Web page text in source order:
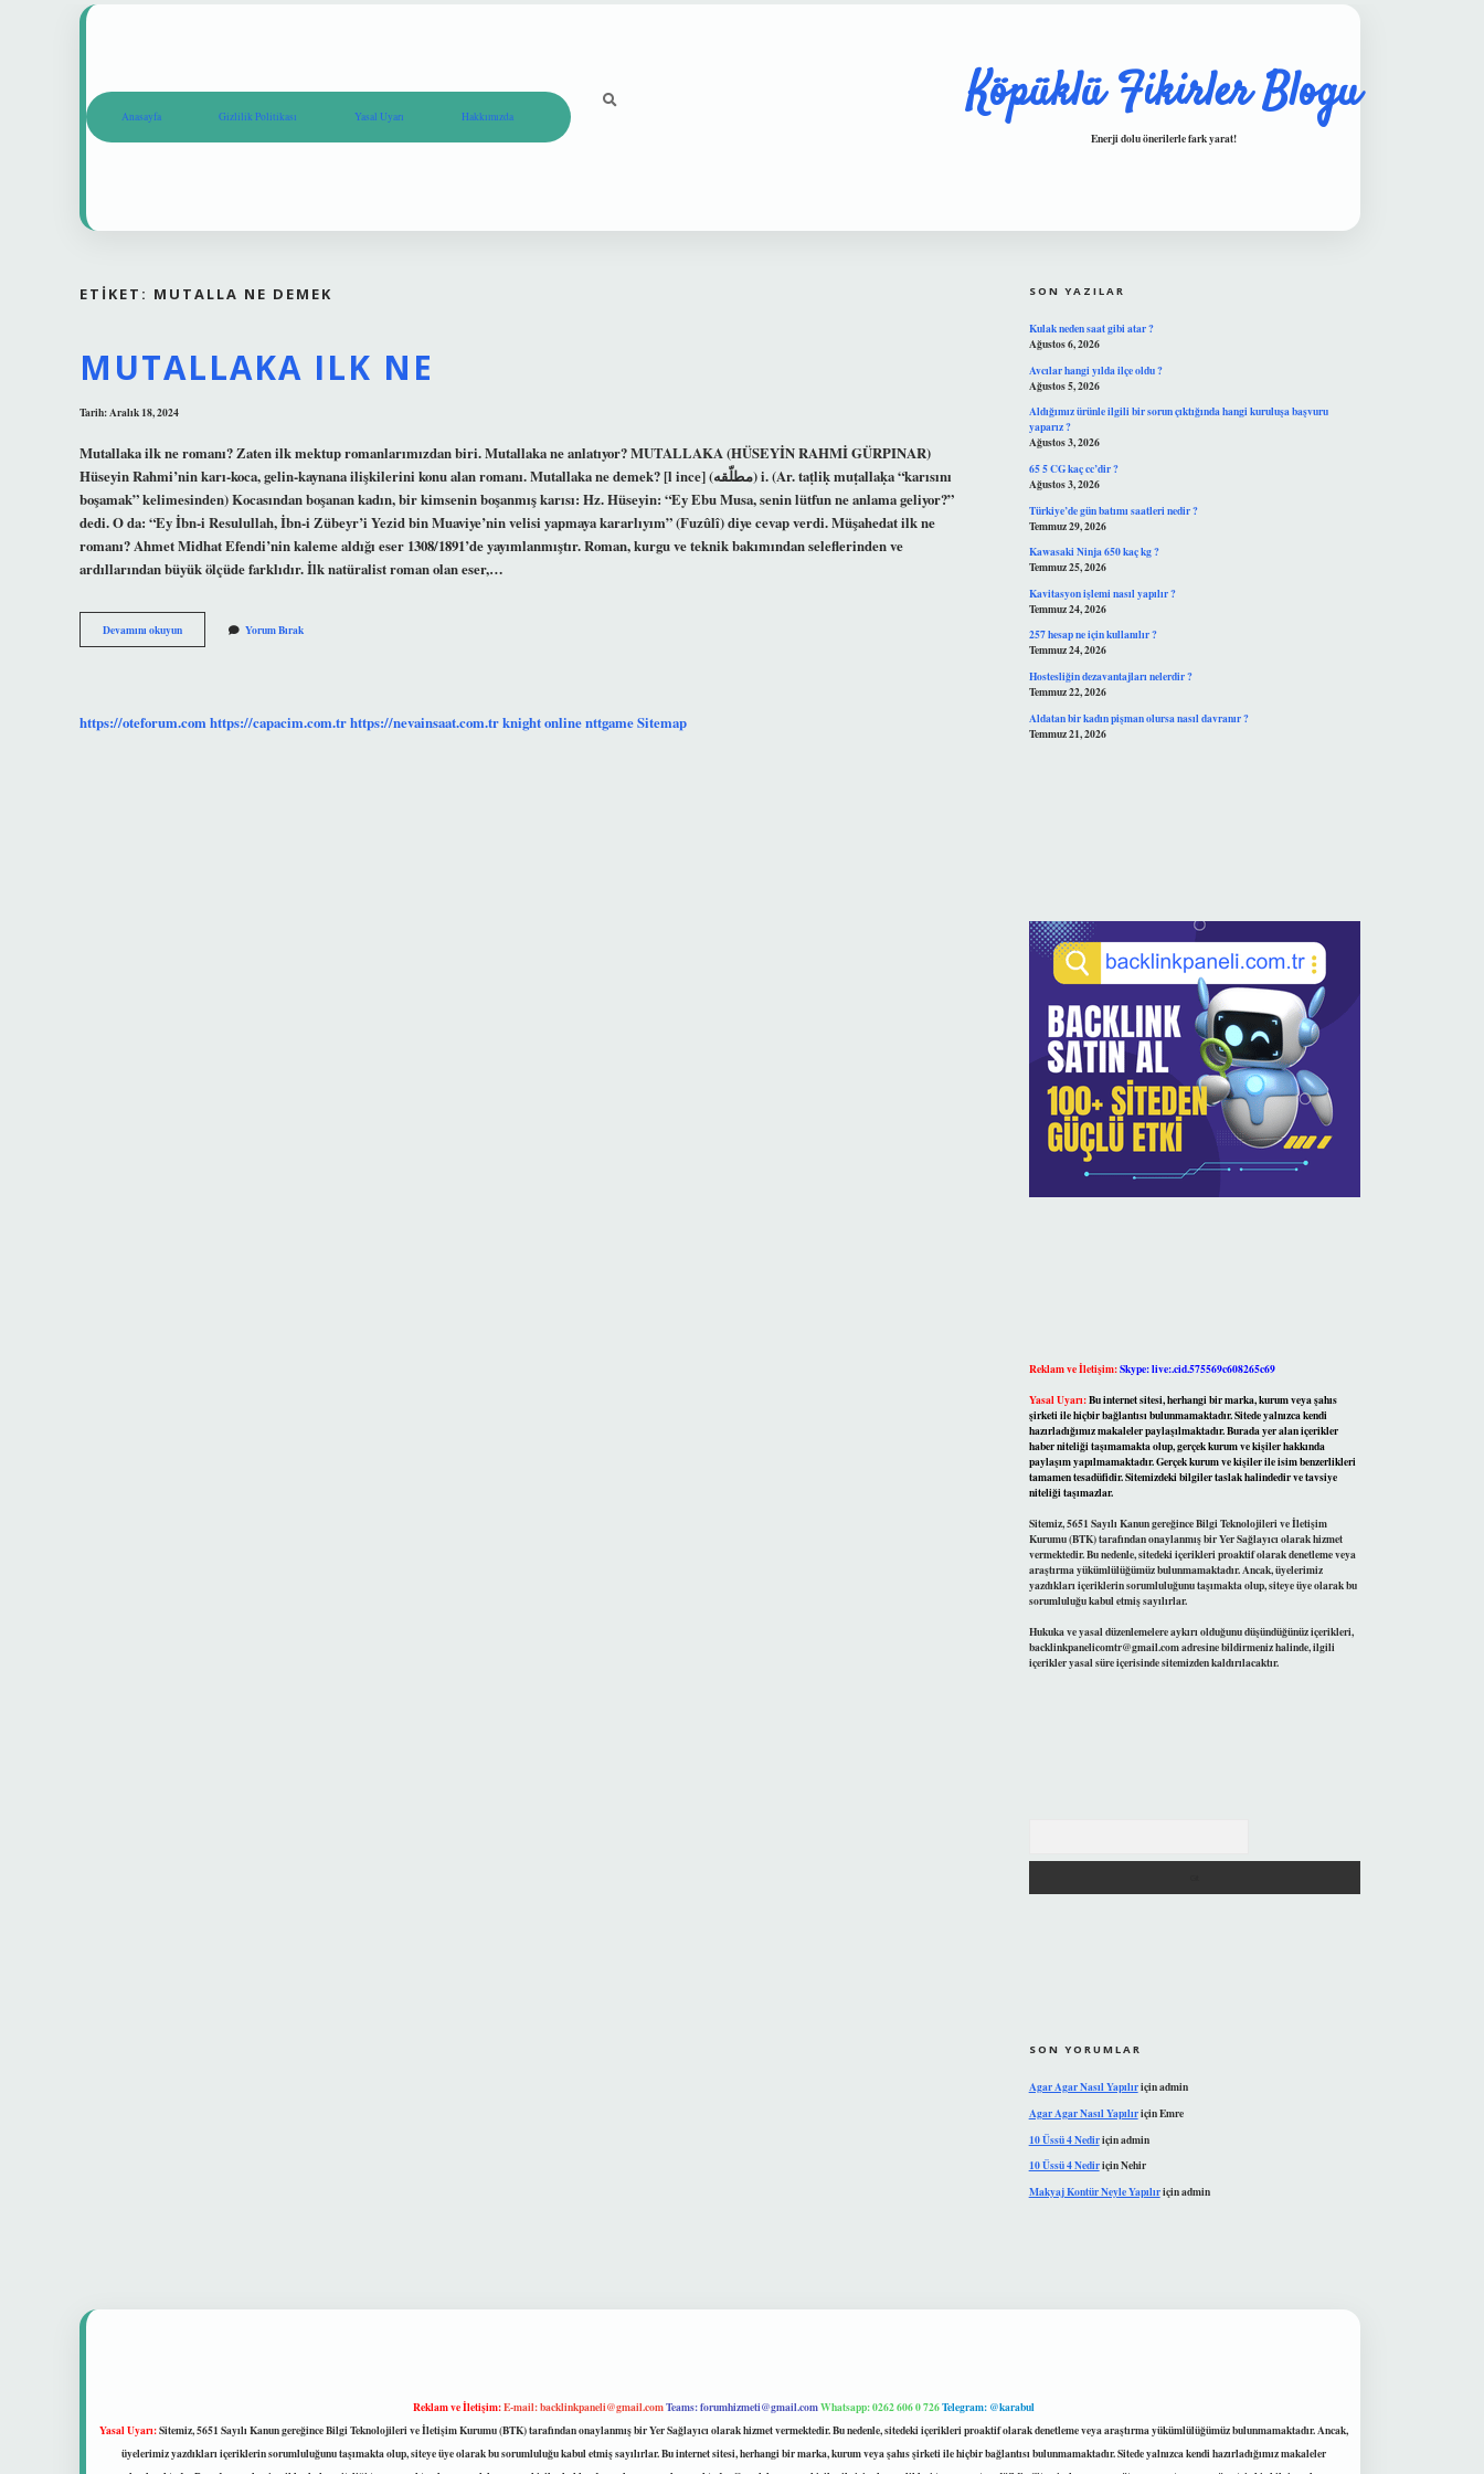
Anasayfa Gizlilik Politikası Yasal Uyarı Hakkımızda Köpüklü Fikirler Blogu
Enerji dolu önerilerle fark yarat!
ETIKET: MUTALLA NE DEMEK
MUTALLAKA ILK NE
Tarih: Aralık 18, 2024
Mutallaka ilk ne romanı? Zaten ilk mektup romanlarımızdan biri. Mutallaka ne anlatıyor? MUTALLAKA (HÜSEYİN RAHMİ GÜRPINAR)
Hüseyin Rahmi’nin karı-koca, gelin-kaynana ilişkilerini konu alan romanı. Mutallaka ne demek? [l ince] (ﻣﻄﻠّﻘﻪ) i. (Ar. taṭlіḳ muṭallaḳa “karısını
boşamak” kelimesinden) Kocasından boşanan kadın, bir kimsenin boşanmış karısı: Hz. Hüseyin: “Ey Ebu Musa, senin lütfun ne anlama geliyor?”
dedi. O da: “Ey İbn-i Resulullah, İbn-i Zübeyr’i Yezid bin Muaviye’nin velisi yapmaya kararlıyım” (Fuzûlî) diye cevap verdi. Müşahedat ilk ne
romanı? Ahmet Midhat Efendi’nin kaleme aldığı eser 1308/1891’de yayımlanmıştır. Roman, kurgu ve teknik bakımından seleflerinden ve
ardıllarından büyük ölçüde farklıdır. İlk natüralist roman olan eser,…
Devamını okuyunMutallaka
Ilk
Yorum Bırak
https://oteforum.comhttps://capacim.com.trhttps://nevainsaat.com.trknight onlinenttgameSitemap
SON YAZILAR
Kulak neden saat gibi atar ?
Ağustos 6, 2026
Avcılar hangi yılda ilçe oldu ?
Ağustos 5, 2026
Aldığımız ürünle ilgili bir sorun çıktığında hangi kuruluşa başvuru
yaparız ?
Ağustos 3, 2026
65 5 CG kaç cc’dir ?
Ağustos 3, 2026
Türkiye’de gün batımı saatleri nedir ?
Temmuz 29, 2026
Kawasaki Ninja 650 kaç kg ?
Temmuz 25, 2026
Kavitasyon işlemi nasıl yapılır ?
Temmuz 24, 2026
257 hesap ne için kullanılır ?
Temmuz 24, 2026
Hostesliğin dezavantajları nelerdir ?
Temmuz 22, 2026
Aldatan bir kadın pişman olursa nasıl davranır ?
Temmuz 21, 2026
Reklam ve İletişim:Skype: live:.cid.575569c608265c69
Yasal Uyarı:Bu internet sitesi, herhangi bir marka, kurum veya şahıs
şirketi ile hiçbir bağlantısı bulunmamaktadır. Sitede yalnızca kendi
hazırladığımız makaleler paylaşılmaktadır. Burada yer alan içerikler
haber niteliği taşımamakta olup, gerçek kurum ve kişiler hakkında
paylaşım yapılmamaktadır. Gerçek kurum ve kişiler ile isim benzerlikleri
tamamen tesadüfidir. Sitemizdeki bilgiler taslak halindedir ve tavsiye
niteliği taşımazlar.
Sitemiz, 5651 Sayılı Kanun gereğince Bilgi Teknolojileri ve İletişim
Kurumu (BTK) tarafından onaylanmış bir Yer Sağlayıcı olarak hizmet
vermektedir. Bu nedenle, sitedeki içerikleri proaktif olarak denetleme veya
araştırma yükümlülüğümüz bulunmamaktadır. Ancak, üyelerimiz
yazdıkları içeriklerin sorumluluğunu taşımakta olup, siteye üye olarak bu
sorumluluğu kabul etmiş sayılırlar.
Hukuka ve yasal düzenlemelere aykırı olduğunu düşündüğünüz içerikleri,
backlinkpanelicomtr@gmail.comadresine bildirmeniz halinde, ilgili
içerikler yasal süre içerisinde sitemizden kaldırılacaktır.
SON YORUMLAR
Agar Agar Nasıl Yapılıriçinadmin
Agar Agar Nasıl YapılıriçinEmre
10 Üssü 4 Nediriçinadmin
10 Üssü 4 NediriçinNehir
Makyaj Kontür Neyle Yapılıriçinadmin
Reklam ve İletişim:E-mail:backlinkpaneli@gmail.comTeams:forumhizmeti@gmail.comWhatsapp: 0262 606 0 726Telegram: @karabul
Yasal Uyarı:Sitemiz, 5651 Sayılı Kanun gereğince Bilgi Teknolojileri ve İletişim Kurumu (BTK) tarafından onaylanmış bir Yer Sağlayıcı olarak hizmet vermektedir. Bu nedenle, sitedeki içerikleri proaktif olarak denetleme veya araştırma yükümlülüğümüz bulunmamaktadır. Ancak,
üyelerimiz yazdıkları içeriklerin sorumluluğunu taşımakta olup, siteye üye olarak bu sorumluluğu kabul etmiş sayılırlar. Bu internet sitesi, herhangi bir marka, kurum veya şahıs şirketi ile hiçbir bağlantısı bulunmamaktadır. Sitede yalnızca kendi hazırladığımız makaleler